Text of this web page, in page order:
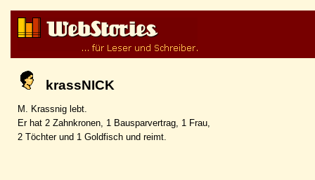
krassNICK
M. Krassnig lebt.
Er hat 2 Zahnkronen, 1 Bausparvertrag, 1 Frau,
2 Töchter und 1 Goldfisch und reimt.